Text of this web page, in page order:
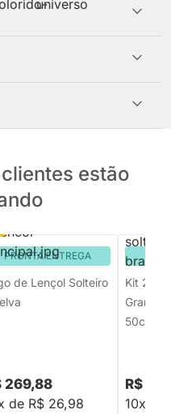
estão
PRONTA ENTREGA
de Lençol Solteiro
269,88
de R$ 26,98
Kit 2
Grande
R$
10x de